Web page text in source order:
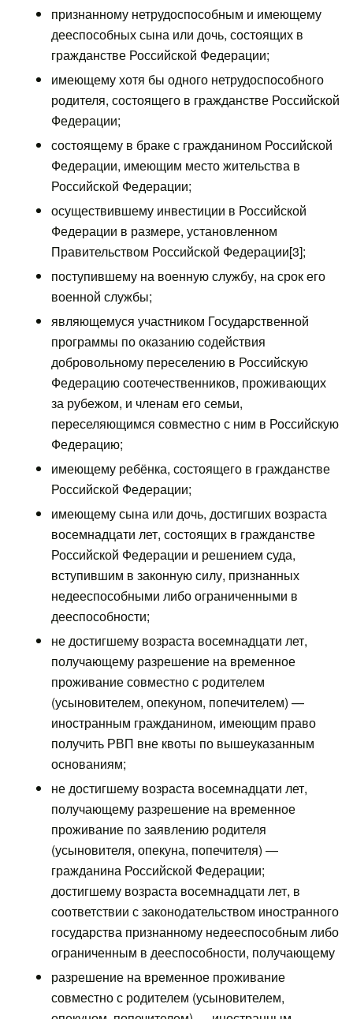
признанному нетрудоспособным и имеющему
дееспособных сына или дочь, состоящих в
гражданстве Российской Федерации;
имеющему хотя бы одного нетрудоспособного
родителя, состоящего в гражданстве Российской
Федерации;
состоящему в браке с гражданином Российской
Федерации, имеющим место жительства в
Российской Федерации;
осуществившему инвестиции в Российской
Федерации в размере, установленном
Правительством Российской Федерации[3];
поступившему на военную службу, на срок его
военной службы;
являющемуся участником Государственной
программы по оказанию содействия
добровольному переселению в Российскую
Федерацию соотечественников, проживающих
за рубежом, и членам его семьи,
переселяющимся совместно с ним в Российскую
Федерацию;
имеющему ребёнка, состоящего в гражданстве
Российской Федерации;
имеющему сына или дочь, достигших возраста
восемнадцати лет, состоящих в гражданстве
Российской Федерации и решением суда,
вступившим в законную силу, признанных
недееспособными либо ограниченными в
дееспособности;
не достигшему возраста восемнадцати лет,
получающему разрешение на временное
проживание совместно с родителем
(усыновителем, опекуном, попечителем) —
иностранным гражданином, имеющим право
получить РВП вне квоты по вышеуказанным
основаниям;
не достигшему возраста восемнадцати лет,
получающему разрешение на временное
проживание по заявлению родителя
(усыновителя, опекуна, попечителя) —
гражданина Российской Федерации;
достигшему возраста восемнадцати лет, в
соответствии с законодательством иностранного
государства признанному недееспособным либо
ограниченным в дееспособности, получающему
разрешение на временное проживание
совместно с родителем (усыновителем,